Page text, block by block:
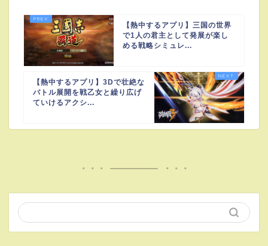
【熱中するアプリ】三国の世界
で1人の君主として発展が楽し
める戦略シミュレ...
【熱中するアプリ】3Dで壮絶な
バトル展開を戦乙女と繰り広げ
ていけるアクシ...